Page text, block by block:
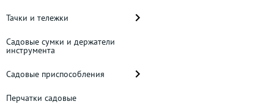
Тачки и тележки
Садовые сумки и держатели
инструмента
Садовые приспособления
Перчатки садовые